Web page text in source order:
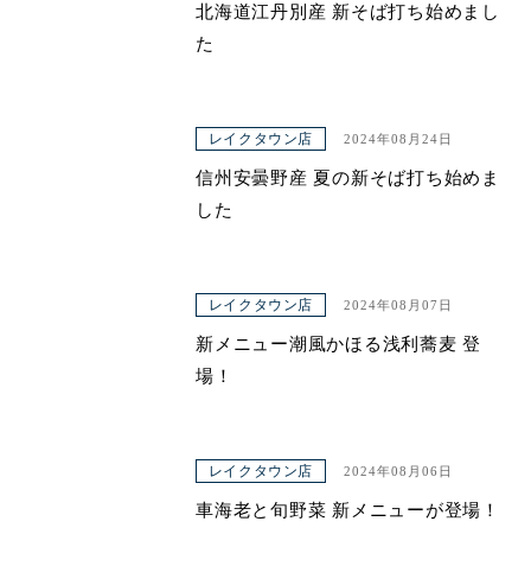
北海道江丹別産 新そば打ち始めまし
た
レイクタウン店 2024年08月24日
信州安曇野産 夏の新そば打ち始めま
した
レイクタウン店 2024年08月07日
新メニュー潮風かほる浅利蕎麦 登
場！
レイクタウン店 2024年08月06日
車海老と旬野菜 新メニューが登場！